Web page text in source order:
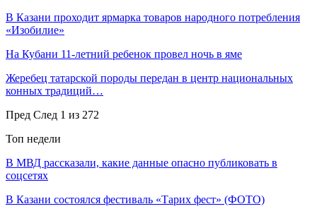
В Казани проходит ярмарка товаров народного потребления
«Изобилие»
На Кубани 11-летний ребенок провел ночь в яме
Жеребец татарской породы передан в центр национальных
конных традиций…
Пред След 1 из 272
Топ недели
В МВД рассказали, какие данные опасно публиковать в
соцсетях
В Казани состоялся фестиваль «Тарих фест» (ФОТО)